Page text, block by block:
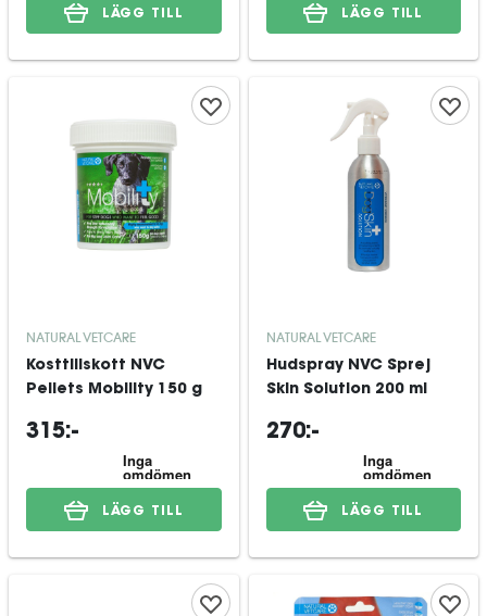
LÄGG TILL LÄGG TILL
NATURAL VETCARE
Kosttillskott NVC
Pellets Mobility 150 g
315:-
LÄGG TILL
NATURAL VETCARE
Hudspray NVC Sprej
Skin Solution 200 ml
270:-
LÄGG TILL